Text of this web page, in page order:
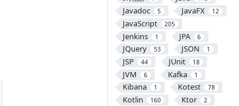
Javadoc 5 JavaFX 12
JavaScript 205
Jenkins 1 JPA 6
JQuery 53 JSON 1
JSP 44 JUnit 18
JVM 6 Kafka 1
Kibana 1 Kotest 78
Kotlin 160 Ktor 2